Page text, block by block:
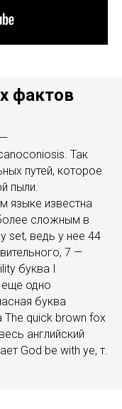
фактов
Так
путей, которое
пыли.
языке известна
сложным в
set, ведь у нее 44
7 —
буква I
еще одно
буква
The quick brown fox
английский
God be with ye, т.